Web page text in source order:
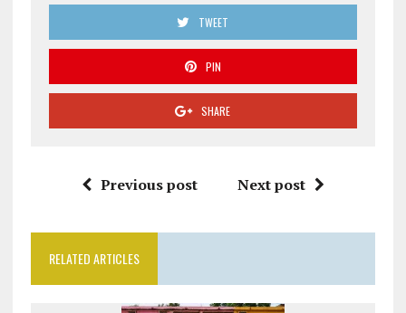
TWEET
PIN
SHARE
Previous post Next post
RELATED ARTICLES